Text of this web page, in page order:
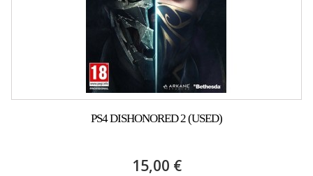
PS4 DISHONORED 2 (USED)
15,00 €